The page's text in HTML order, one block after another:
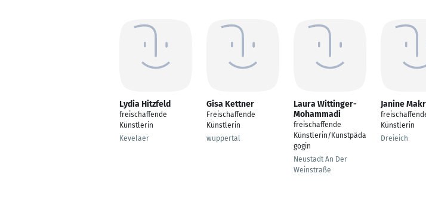
Lydia Hitzfeld
freischaffende
Künstlerin
Kevelaer
Gisa Kettner
Freischaffende
Künstlerin
wuppertal
Laura Wittinger-
Mohammadi
freischaffende
Künstlerin/Kunstpäda
gogin
Neustadt An Der
Weinstraße
Janine
Künstlerin
Dreieich